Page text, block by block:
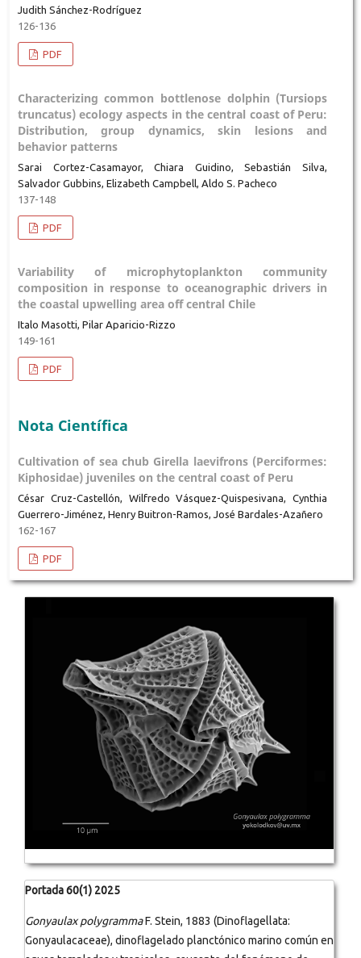
Judith Sánchez-Rodríguez
126-136
PDF
Characterizing common bottlenose dolphin (Tursiops
truncatus) ecology aspects in the central coast of Peru:
Distribution, group dynamics, skin lesions and
behavior patterns
Sarai Cortez-Casamayor, Chiara Guidino, Sebastián Silva,
Salvador Gubbins, Elizabeth Campbell, Aldo S. Pacheco
137-148
PDF
Variability of microphytoplankton community
composition in response to oceanographic drivers in
the coastal upwelling area off central Chile
Italo Masotti, Pilar Aparicio-Rizzo
149-161
PDF
Nota Científica
Cultivation of sea chub Girella laevifrons (Perciformes:
Kiphosidae) juveniles on the central coast of Peru
César Cruz-Castellón, Wilfredo Vásquez-Quispesivana, Cynthia
Guerrero-Jiménez, Henry Buitron-Ramos, José Bardales-Azañero
162-167
PDF
Portada 60(1) 2025
Gonyaulax polygrammaF. Stein, 1883 (Dinoflagellata:
Gonyaulacaceae), dinoflagelado planctónico marino común en